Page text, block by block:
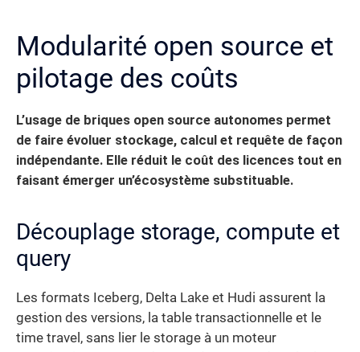
Modularité open source et
pilotage des coûts
L’usage de briques open source autonomes permet
de faire évoluer stockage, calcul et requête de façon
indépendante. Elle réduit le coût des licences tout en
faisant émerger un’écosystème substituable.
Découplage storage, compute et
query
Les formats Iceberg, Delta Lake et Hudi assurent la
gestion des versions, la table transactionnelle et le
time travel, sans lier le storage à un moteur